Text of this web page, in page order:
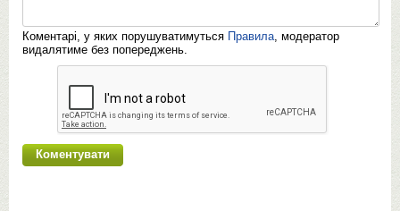
Коментарі, у яких порушуватимуться Правила , модератор
видалятиме без попереджень.